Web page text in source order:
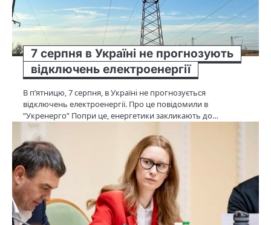
7 серпня в Україні не прогнозують
відключень електроенергії
В п’ятницю, 7 серпня, в Україні не прогнозується
відключень електроенергії. Про це повідомили в
“Укренерго” Попри це, енергетики закликають до…